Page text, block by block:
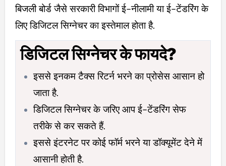
बिजली बोर्ड जैसे सरकारी विभागों ई-नीलामी या ई-टेंडरिंग के
लिए डिजिटल सिग्नेचर का इस्तेमाल होता है.
डिजिटल सिग्नेचर के फायदे?
इससे इनकम टैक्स रिटर्न भरने का प्रोसेस आसान हो
जाता है.
डिजिटल सिग्नेचर के जरिए आप ई-टेंडरिंग सेफ
तरीके से कर सकते हैं.
इससे इंटरनेट पर कोई फॉर्म भरने या डॉक्यूमेंट देने में
आसानी होती है.